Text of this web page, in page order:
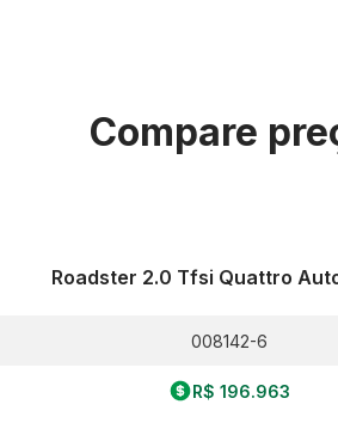
Compare
Roadster 2.0 Tfsi Quattro
008142-6
R$ 196.963